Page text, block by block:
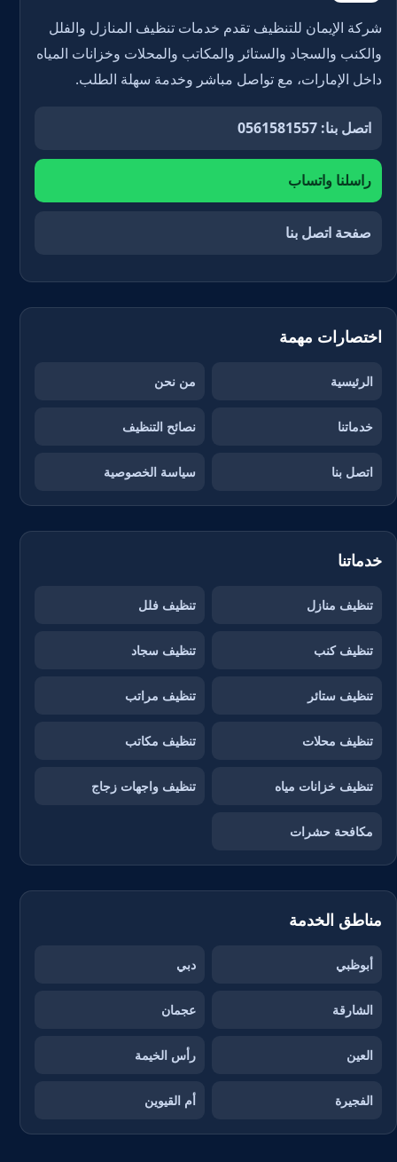
شركة الإيمان للتنظيف تقدم خدمات تنظيف المنازل والفلل
والكنب والسجاد والستائر والمكاتب والمحلات وخزانات المياه
داخل الإمارات، مع تواصل مباشر وخدمة سهلة الطلب.
اتصل بنا: 0561581557
راسلنا واتساب
صفحة اتصل بنا
اختصارات مهمة
الرئيسية من نحن
خدماتنا نصائح التنظيف
اتصل بنا سياسة الخصوصية
خدماتنا
تنظيف منازل تنظيف فلل
تنظيف كنب تنظيف سجاد
تنظيف ستائر تنظيف مراتب
تنظيف محلات تنظيف مكاتب
تنظيف خزانات مياه تنظيف واجهات زجاج
مكافحة حشرات
مناطق الخدمة
أبوظبي دبي
الشارقة عجمان
العين رأس الخيمة
الفجيرة أم القيوين